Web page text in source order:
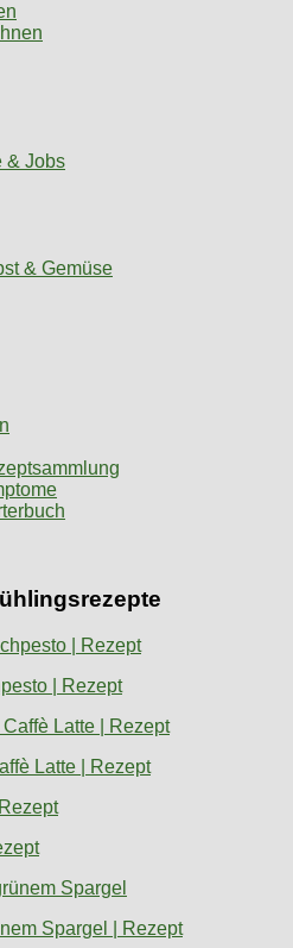
& Jobs
& Gemüse
| Rezept
Latte | Rezept
Spargel | Rezept